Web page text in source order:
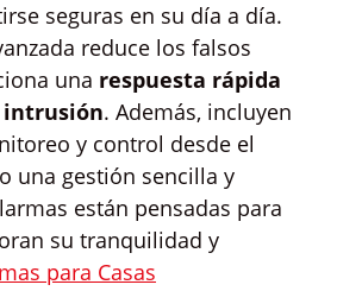
seguras en su día a día.
reduce los falsos
una respuesta rápida
. Además, incluyen
y control desde el
una gestión sencilla y
están pensadas para
su tranquilidad y
para Casas